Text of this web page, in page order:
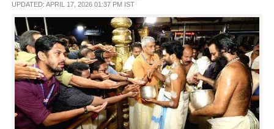
SPIRITUAL
INFO+
ART
UPDATED: APRIL 17, 2026 01:37 PM IST